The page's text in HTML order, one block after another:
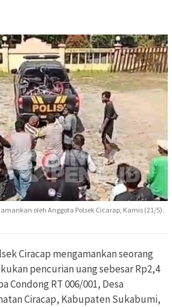
oleh Anggota Polsek Cicarap, Kamis (21/5).
Ciracap mengamankan seorang
pencurian uang sebesar Rp2,4
Condong RT 006/001, Desa
Ciracap, Kabupaten Sukabumi,